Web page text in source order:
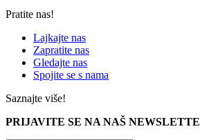
Pratite nas!
Lajkajte nas
Zapratite nas
Gledajte nas
Spojite se s nama
Saznajte više!
PRIJAVITE SE NA NAŠ